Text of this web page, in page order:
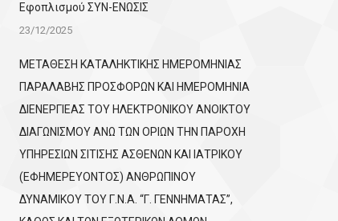
Εφοπλισμού ΣΥΝ-ΕΝΩΣΙΣ
23/12/2025
ΜΕΤΑΘΕΣΗ ΚΑΤΑΛΗΚΤΙΚΗΣ ΗΜΕΡΟΜΗΝΙΑΣ
ΠΑΡΑΛΑΒΗΣ ΠΡΟΣΦΟΡΩΝ ΚΑΙ ΗΜΕΡΟΜΗΝΙΑ
ΔΙΕΝΕΡΓΙΕΑΣ ΤΟΥ ΗΛΕΚΤΡΟΝΙΚΟΥ ΑΝΟΙΚΤΟΥ
ΔΙΑΓΩΝΙΣΜΟΥ ΑΝΩ ΤΩΝ ΟΡΙΩΝ ΤΗΝ ΠΑΡΟΧΗ
ΥΠΗΡΕΣΙΩΝ ΣΙΤΙΣΗΣ ΑΣΘΕΝΩΝ ΚΑΙ ΙΑΤΡΙΚΟΥ
(ΕΦΗΜΕΡΕΥΟΝΤΟΣ) ΑΝΘΡΩΠΙΝΟΥ
ΔΥΝΑΜΙΚΟΥ ΤΟΥ Γ.Ν.Α. “Γ. ΓΕΝΝΗΜΑΤΑΣ”,